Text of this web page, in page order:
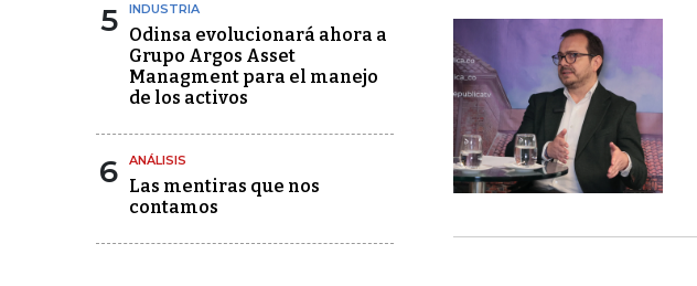
5 INDUSTRIA
Odinsa evolucionará ahora a
Grupo Argos Asset
Managment para el manejo
de los activos
6 ANÁLISIS
Las mentiras que nos
contamos